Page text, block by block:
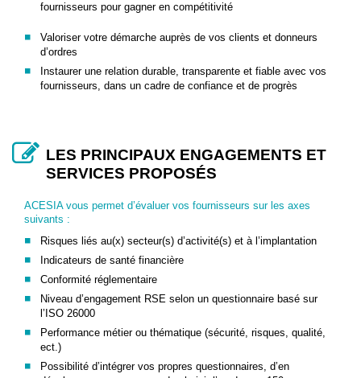
fournisseurs pour gagner en compétitivité
Valoriser votre démarche auprès de vos clients et donneurs
d’ordres
Instaurer une relation durable, transparente et fiable avec vos
fournisseurs, dans un cadre de confiance et de progrès
LES PRINCIPAUX ENGAGEMENTS ET
SERVICES PROPOSÉS
ACESIA vous permet d’évaluer vos fournisseurs sur les axes
suivants :
Risques liés au(x) secteur(s) d’activité(s) et à l’implantation
Indicateurs de santé financière
Conformité réglementaire
Niveau d’engagement RSE selon un questionnaire basé sur
l’ISO 26000
Performance métier ou thématique (sécurité, risques, qualité,
ect.)
Possibilité d’intégrer vos propres questionnaires, d’en